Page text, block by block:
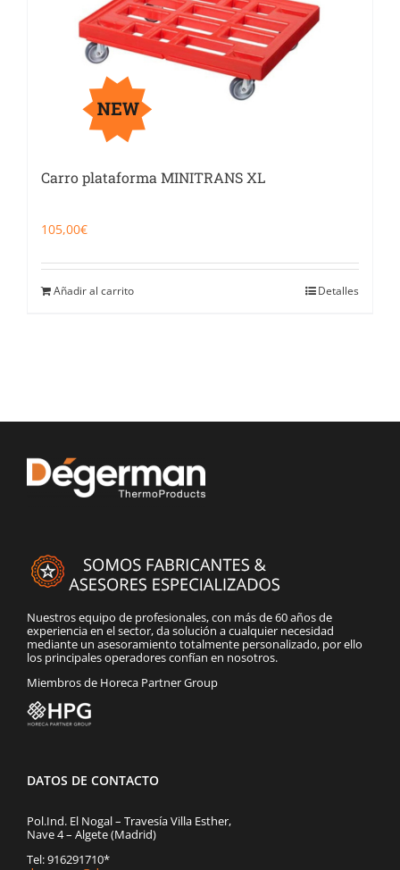
Carro plataforma MINITRANS XL
105,00€
Añadir al carrito Detalles
Nuestros equipo de profesionales, con más de 60 años de
experiencia en el sector, da solución a cualquier necesidad
mediante un asesoramiento totalmente personalizado, por ello
los principales operadores confían en nosotros.
Miembros de Horeca Partner Group
DATOS DE CONTACTO
Pol.Ind. El Nogal – Travesía Villa Esther,
Nave 4 – Algete (Madrid)
Tel: 916291710*